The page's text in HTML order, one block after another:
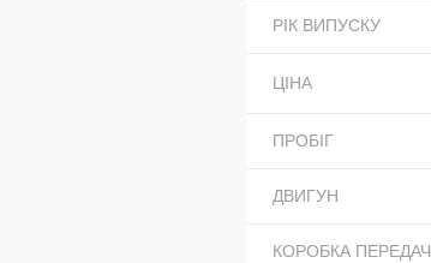
РІК ВИПУСКУ
ЦІНА
ПРОБІГ
ДВИГУН
КОРОБКА ПЕРЕДАЧ